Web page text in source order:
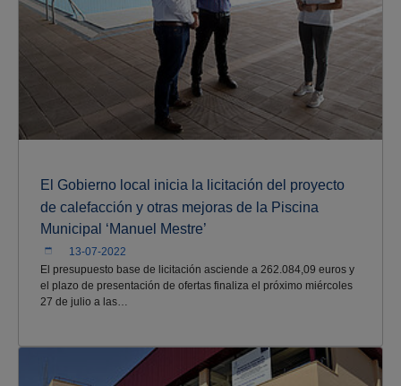
El Gobierno local inicia la licitación del proyecto
de calefacción y otras mejoras de la Piscina
Municipal ‘Manuel Mestre’
13-07-2022
El presupuesto base de licitación asciende a 262.084,09 euros y
el plazo de presentación de ofertas finaliza el próximo miércoles
27 de julio a las…